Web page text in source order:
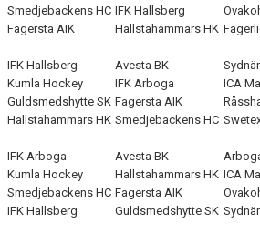
Smedjebackens HC IFK Hallsberg
Fagersta AIK Hallstahammars HK
IFK Hallsberg Avesta BK
Kumla Hockey IFK Arboga
ICA
Guldsmedshytte SK Fagersta AIK
Hallstahammars HK Smedjebackens HC
IFK Arboga Avesta BK
Kumla Hockey Hallstahammars HK ICA
Smedjebackens HC Fagersta AIK
IFK Hallsberg Guldsmedshytte SK